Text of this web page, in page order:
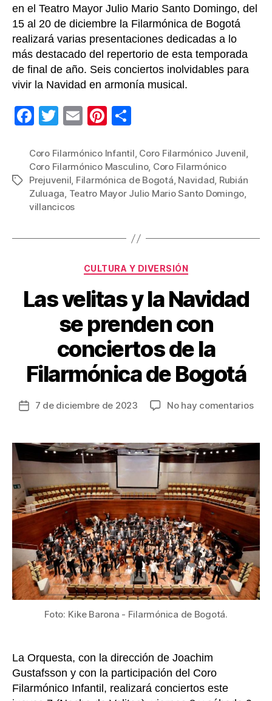
en el Teatro Mayor Julio Mario Santo Domingo, del
15 al 20 de diciembre la Filarmónica de Bogotá
realizará varias presentaciones dedicadas a lo
más destacado del repertorio de esta temporada
de final de año. Seis conciertos inolvidables para
vivir la Navidad en armonía musical.
F
c
e
b
o
o
T
tt
er
E
ail
Pi
er
e
st
m
p
ar
Etiquetas
Coro Filarmónico Infantil, Coro Filarmónico Juvenil,
Coro Filarmónico Masculino, Coro Filarmónico
Prejuvenil, Filarmónica de Bogotá, Navidad, Rubián
Zuluaga, Teatro Mayor Julio Mario Santo Domingo,
villancicos
Categorías
CULTURA Y DIVERSIÓN
Las velitas y la Navidad
se prenden con
conciertos de la
Filarmónica de Bogotá
Fecha
entrada
7 de diciembre de 2023 No hay comentariosen
y
la
se
con
de
la
de
Foto: Kike Barona - Filarmónica de Bogotá.
La Orquesta, con la dirección de Joachim
Gustafsson y con la participación del Coro
Filarmónico Infantil, realizará conciertos este